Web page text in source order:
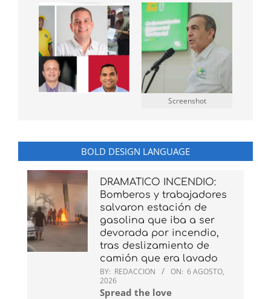
Screenshot
BOLD DESIGN LANGUAGE
DRAMATICO INCENDIO:
Bomberos y trabajadores
salvaron estación de
gasolina que iba a ser
devorada por incendio,
tras deslizamiento de
camión que era lavado
BY: REDACCION ON: 6 AGOSTO,
2026
Spread the love